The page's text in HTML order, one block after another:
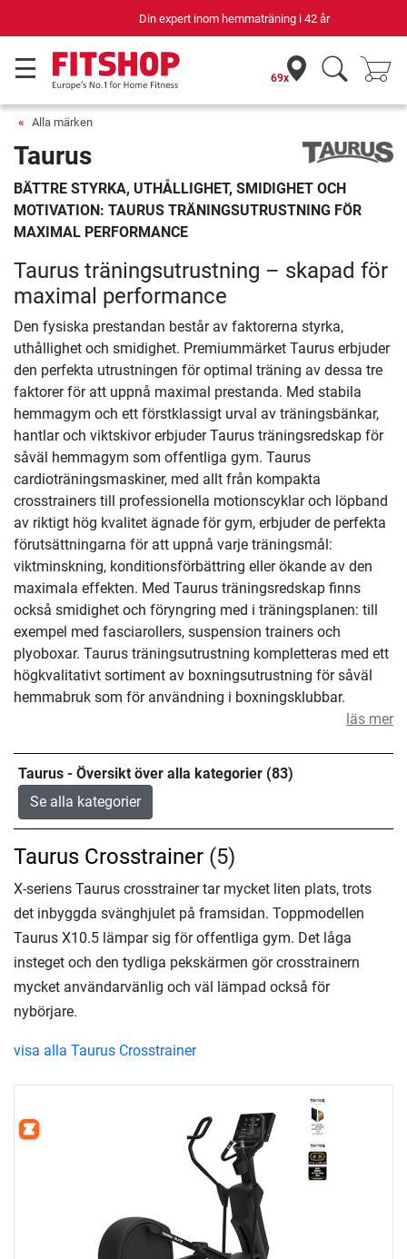
Din expert inom hemmaträning i 42 år
69x
Alla märken
Taurus
BÄTTRE STYRKA, UTHÅLLIGHET, SMIDIGHET OCH
MOTIVATION: TAURUS TRÄNINGSUTRUSTNING FÖR
MAXIMAL PERFORMANCE
Taurus träningsutrustning – skapad för
maximal performance
Den fysiska prestandan består av faktorerna styrka,
uthållighet och smidighet. Premiummärket Taurus erbjuder
den perfekta utrustningen för optimal träning av dessa tre
faktorer för att uppnå maximal prestanda. Med stabila
hemmagym och ett förstklassigt urval av träningsbänkar,
hantlar och viktskivor erbjuder Taurus träningsredskap för
såväl hemmagym som offentliga gym. Taurus
cardioträningsmaskiner, med allt från kompakta
crosstrainers till professionella motionscyklar och löpband
av riktigt hög kvalitet ägnade för gym, erbjuder de perfekta
förutsättningarna för att uppnå varje träningsmål:
viktminskning, konditionsförbättring eller ökande av den
maximala effekten. Med Taurus träningsredskap finns
också smidighet och föryngring med i träningsplanen: till
exempel med fasciarollers, suspension trainers och
plyoboxar. Taurus träningsutrustning kompletteras med ett
högkvalitativt sortiment av boxningsutrustning för såväl
hemmabruk som för användning i boxningsklubbar.
läs mer
Taurus - Översikt över alla kategorier (83)
Se alla kategorier
Taurus Crosstrainer (5)
X-seriens Taurus crosstrainer tar mycket liten plats, trots
det inbyggda svänghjulet på framsidan. Toppmodellen
Taurus X10.5 lämpar sig för offentliga gym. Det låga
insteget och den tydliga pekskärmen gör crosstrainern
mycket användarvänlig och väl lämpad också för
nybörjare.
visa alla Taurus Crosstrainer